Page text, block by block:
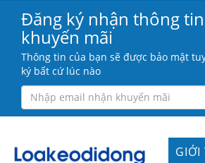
Đăng ký nhận thông
khuyến mãi
Thông tin của bạn sẽ được bảo mật
ký bất cứ lúc nào
GIỚI